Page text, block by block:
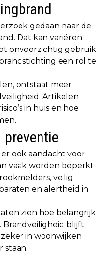
gedaan naar de
Dat kan variëren
onvoorzichtig gebruik
een rol te
ontstaat meer
Artikelen
in huis en hoe
preventie
ook aandacht voor
vaak worden beperkt
veilig
en alertheid in
zien hoe belangrijk
Brandveiligheid blijft
in woonwijken
staan.